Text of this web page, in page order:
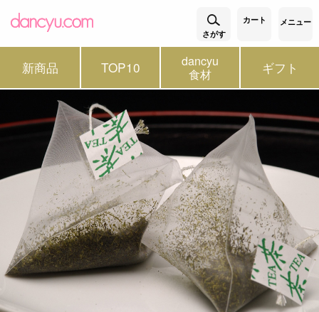
さがす
カート メニュー
新商品 TOP10 dancyu
食材 ギフト